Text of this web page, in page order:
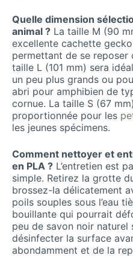
Quelle dimension
animal ? La taille M (90
excellente cachette
permettant de se reposer
taille L (101 mm) sera
un peu plus grands ou
abri pour amphibien de
cornue. La taille S (67
proportionnée pour les
les jeunes spécimens.
Comment nettoyer et
en PLA ? L’entretien est
simple. Retirez la grotte
brossez-la délicatement
poils souples sous l’eau
bouillante qui pourrait
peu de savon noir
désinfecter la surface
abondamment et de la